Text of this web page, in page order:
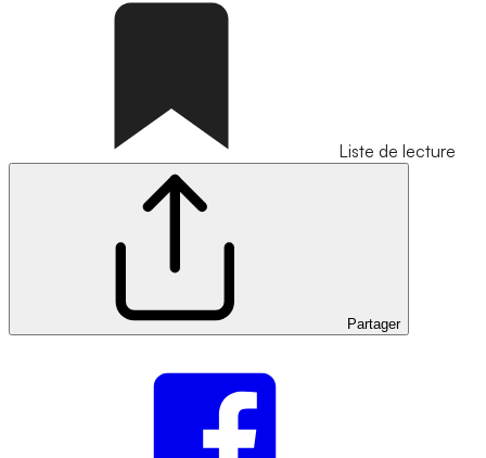
Liste de lecture
Partager